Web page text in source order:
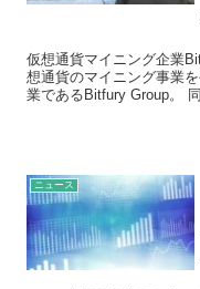
仮想通貨マイニング企業
想通貨のマイニング事業
業であるBitfury Group。
ニュース